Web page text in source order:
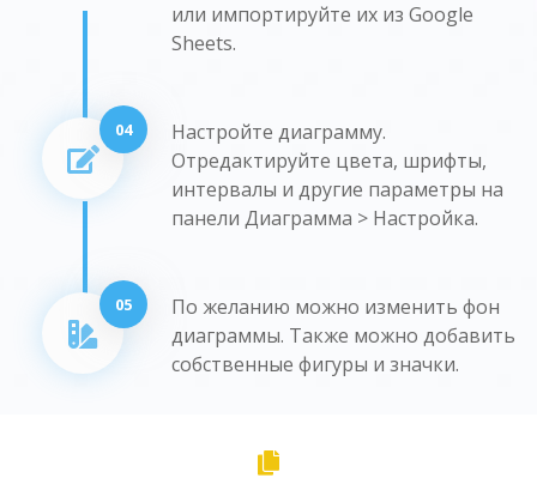
или импортируйте их из Google
Sheets.
04
Настройте диаграмму.
Отредактируйте цвета, шрифты,
интервалы и другие параметры на
панели Диаграмма > Настройка.
05
По желанию можно изменить фон
диаграммы. Также можно добавить
собственные фигуры и значки.